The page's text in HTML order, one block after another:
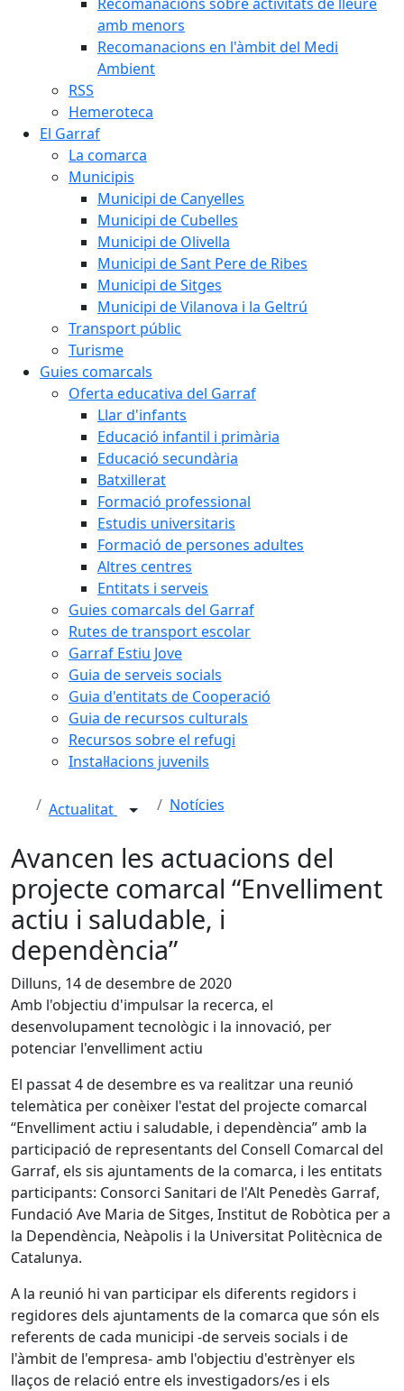
amb menors
Recomanacions en l'àmbit del Medi
Ambient
RSS
Hemeroteca
El Garraf
La comarca
Municipis
Municipi de Canyelles
Municipi de Cubelles
Municipi de Olivella
Municipi de Sant Pere de Ribes
Municipi de Sitges
Municipi de Vilanova i la Geltrú
Transport públic
Turisme
Guies comarcals
Oferta educativa del Garraf
Llar d'infants
Educació infantil i primària
Educació secundària
Batxillerat
Formació professional
Estudis universitaris
Formació de persones adultes
Altres centres
Entitats i serveis
Guies comarcals del Garraf
Rutes de transport escolar
Garraf Estiu Jove
Guia de serveis socials
Guia d'entitats de Cooperació
Guia de recursos culturals
Recursos sobre el refugi
Instal·lacions juvenils
Actualitat Notícies
Avancen les actuacions del
projecte comarcal “Envelliment
actiu i saludable, i
dependència”
Dilluns, 14 de desembre de 2020
Amb l'objectiu d'impulsar la recerca, el
desenvolupament tecnològic i la innovació, per
potenciar l'envelliment actiu
El passat 4 de desembre es va realitzar una reunió
telemàtica per conèixer l'estat del projecte comarcal
“Envelliment actiu i saludable, i dependència” amb la
participació de representants del Consell Comarcal del
Garraf, els sis ajuntaments de la comarca, i les entitats
participants: Consorci Sanitari de l'Alt Penedès Garraf,
Fundació Ave Maria de Sitges, Institut de Robòtica per a
la Dependència, Neàpolis i la Universitat Politècnica de
Catalunya.
A la reunió hi van participar els diferents regidors i
regidores dels ajuntaments de la comarca que són els
referents de cada municipi -de serveis socials i de
l'àmbit de l'empresa- amb l'objectiu d'estrènyer els
llaços de relació entre els investigadors/es i els